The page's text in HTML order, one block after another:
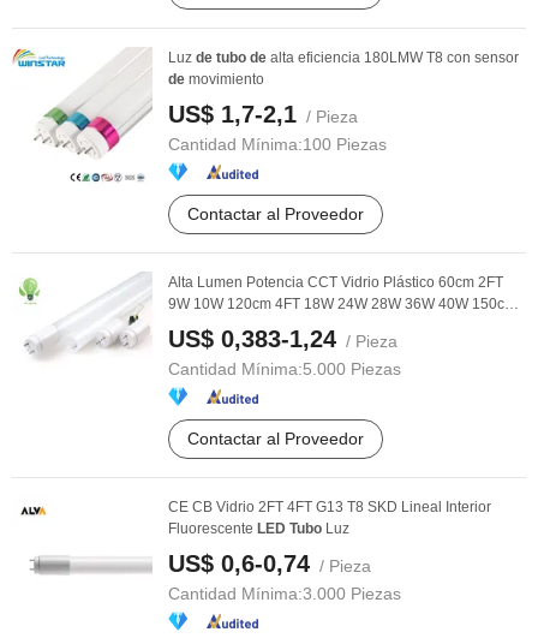
Luz de tubo de alta eficiencia 180LMW T8 con sensor
de movimiento
US$ 1,7-2,1 / Pieza
Cantidad Mínima:100 Piezas
Contactar al Proveedor
Alta Lumen Potencia CCT Vidrio Plástico 60cm 2FT
9W 10W 120cm 4FT 18W 24W 28W 36W 40W 150cm
5FT G13 ...
US$ 0,383-1,24 / Pieza
Cantidad Mínima:5.000 Piezas
Contactar al Proveedor
CE CB Vidrio 2FT 4FT G13 T8 SKD Lineal Interior
Fluorescente LED Tubo Luz
US$ 0,6-0,74 / Pieza
Cantidad Mínima:3.000 Piezas